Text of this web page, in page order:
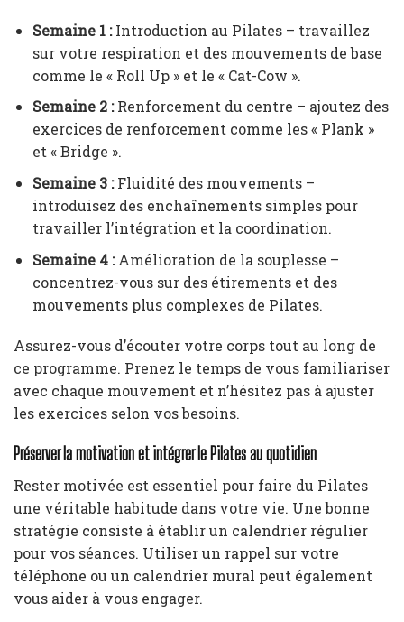
Semaine 1 :Introduction au Pilates – travaillez
sur votre respiration et des mouvements de base
comme le « Roll Up » et le « Cat-Cow ».
Semaine 2 :Renforcement du centre – ajoutez des
exercices de renforcement comme les « Plank »
et « Bridge ».
Semaine 3 :Fluidité des mouvements –
introduisez des enchaînements simples pour
travailler l’intégration et la coordination.
Semaine 4 :Amélioration de la souplesse –
concentrez-vous sur des étirements et des
mouvements plus complexes de Pilates.
Assurez-vous d’écouter votre corps tout au long de
ce programme. Prenez le temps de vous familiariser
avec chaque mouvement et n’hésitez pas à ajuster
les exercices selon vos besoins.
Préserver la motivation et intégrer le Pilates au quotidien
Rester motivée est essentiel pour faire du Pilates
une véritable habitude dans votre vie. Une bonne
stratégie consiste à établir un calendrier régulier
pour vos séances. Utiliser un rappel sur votre
téléphone ou un calendrier mural peut également
vous aider à vous engager.